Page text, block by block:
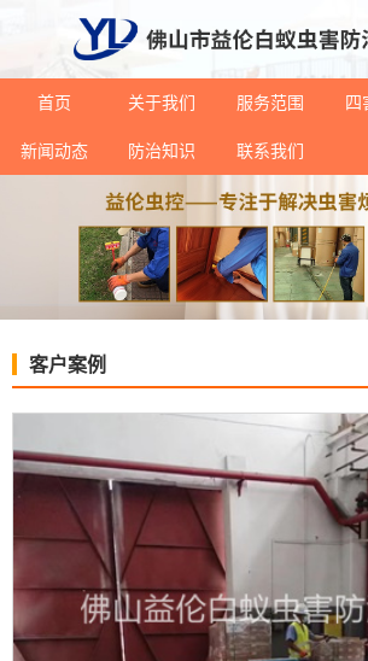
首页 关于我们 服务范围 四
新闻动态 防治知识 联系我们
客户案例